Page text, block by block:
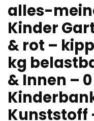
alles-
Kinder
& rot –
kg
& Innen –
Kunststoff